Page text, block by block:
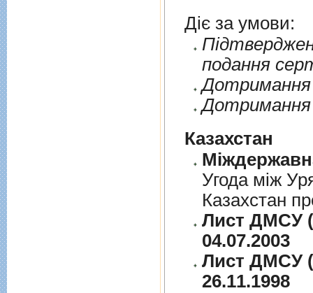
Діє за умови:
подання
Дотримання
Дотримання
Казахстан
Угода між
Казахстан
Лист ДМСУ
04.07.2003
Лист ДМСУ
26.11.1998